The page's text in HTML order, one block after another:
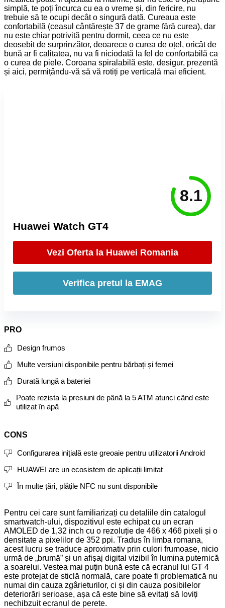
simplă, te poți încurca cu ea o vreme și, din fericire, nu
trebuie să te ocupi decât o singură dată. Cureaua este
confortabilă (ceasul cântărește 37 de grame fără curea), dar
nu este chiar potrivită pentru dormit, ceea ce nu este
deosebit de surprinzător, deoarece o curea de oțel, oricât de
bună ar fi calitatea, nu va fi niciodată la fel de confortabilă ca
o curea de piele. Coroana spiralabilă este, desigur, prezentă
și aici, permițându-vă să vă rotiți pe verticală mai eficient.
8.1
Huawei Watch GT4
Vezi Oferta la Huawei Romania
Verifica pretul la EMAG
PRO
Design frumos
Multe versiuni disponibile pentru bărbați și femei
Durată lungă a bateriei
Poate rezista la presiuni de până la 5 ATM atunci când este
utilizat în apă
CONS
Configurarea inițială este greoaie pentru utilizatorii Android
HUAWEI are un ecosistem de aplicații limitat
În multe țări, plățile NFC nu sunt disponibile
Pentru cei care sunt familiarizați cu detaliile din catalogul
smartwatch-ului, dispozitivul este echipat cu un ecran
AMOLED de 1,32 inch cu o rezoluție de 466 x 466 pixeli și o
densitate a pixelilor de 352 ppi. Tradus în limba romana,
acest lucru se traduce aproximativ prin culori frumoase, nicio
urmă de „brumă” și un afișaj digital vizibil în lumina puternică
a soarelui. Vestea mai puțin bună este că ecranul lui GT 4
este protejat de sticlă normală, care poate fi problematică nu
numai din cauza zgârieturilor, ci și din cauza posibilelor
deteriorări serioase, așa că este bine să evitați să loviți
nechibzuit ecranul de perete.